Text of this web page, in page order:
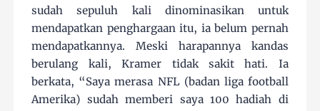
sudah sepuluh kali dinominasikan untuk
mendapatkan penghargaan itu, ia belum pernah
mendapatkannya. Meski harapannya kandas
berulang kali, Kramer tidak sakit hati. Ia
berkata, “Saya merasa NFL (badan liga football
Amerika) sudah memberi saya 100 hadiah di